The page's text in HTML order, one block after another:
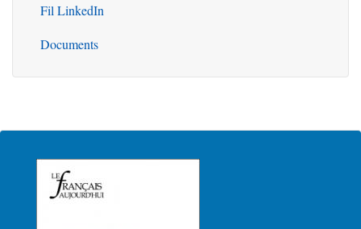
Fil LinkedIn
Documents